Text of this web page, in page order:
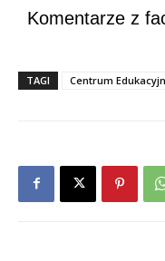
Komentarze z
TAGI Centrum